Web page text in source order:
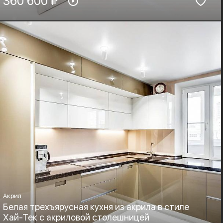
МДФ-ПВХ
Фурнитура:
Boyard, Blum
Акрил
Белая трехъярусная кухня из акрила в стиле
Хай-Тек c акриловой столешницей